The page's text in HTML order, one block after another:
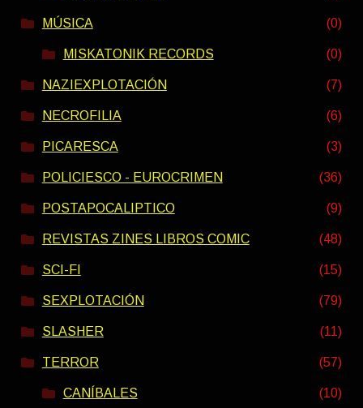
MÚSICA (0)
MISKATONIK RECORDS (0)
NAZIEXPLOTACIÓN (7)
NECROFILIA (6)
PICARESCA (3)
POLICIESCO - EUROCRIMEN (36)
POSTAPOCALIPTICO (9)
REVISTAS ZINES LIBROS COMIC (48)
SCI-FI (15)
SEXPLOTACIÓN (79)
SLASHER (11)
TERROR (57)
CANÍBALES (10)